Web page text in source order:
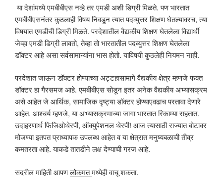
या देशांमध्ये एमबीबीएस नव्हे तर एमडी अशी डिग्री मिळते. पण भारतात
एमबीबीएसनंतर कुठलाही विषय निवडून त्यात पदव्युत्तर शिक्षण घेतल्यावरच, त्या
विषयात एमडीची डिग्री मिळते. परदेशातील वैद्यकीय शिक्षण घेतलेला विद्यार्थी
जेव्हा एमडी डिग्री लावतो, तेव्हा तो भारतातील पदव्युत्तर शिक्षण घेतलेला
डॉक्टर आहे असा सर्वसामान्यांना भास होतो. याविषयी कुठलेही नियमन नाही.
परदेशात जाऊन डॉक्टर होण्याच्या अट्टहासामागे वैद्यकीय क्षेत्र म्हणजे फक्त
डॉक्टर हा गैरसमज आहे. एमबीबीएस सोडून इतर अनेक वैद्यकीय अभ्यासक्रम
असे आहेत जे आर्थिक, सामाजिक दृष्ट्या डॉक्टर होण्याएवढाच परतावा देणारे
आहेत. आश्चर्य म्हणजे, या अभ्यासक्रमाच्या जागा भारतात रिकाम्या राहतात.
उदाहरणार्थ फिजिओथेरपी, ऑक्युपेशनल थेरपी! आज त्यासाठी राज्यात बोटावर
मोजण्या इतपत प्राध्यापक उपलब्ध आहेत व या क्षेत्रात मनुष्यबळाची तीव्र
कमतरता आहे. याकडे तातडीने लक्ष देण्याची गरज आहे.
सदरील माहिती आपणलोकमतमध्येही वाचू शकता.